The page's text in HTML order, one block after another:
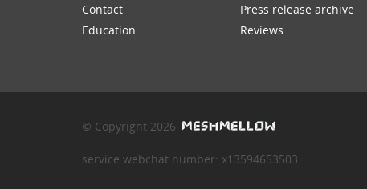
Contact
Education
Press release archive
Reviews
© Copyright 2026
service webchat number: x13594653503